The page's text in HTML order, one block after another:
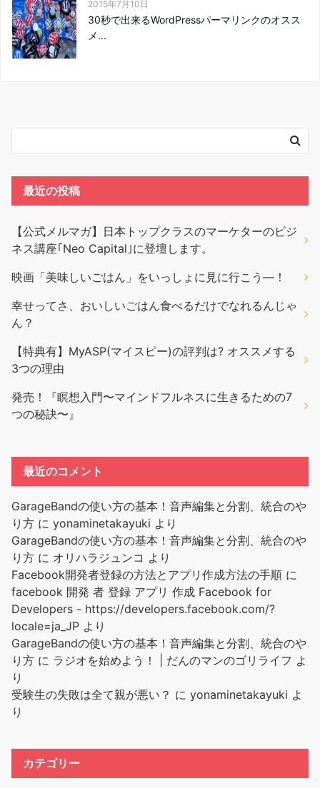
2015年7月10日
30秒で出来るWordPressパーマリンクのオスス
メ...
最近の投稿
【公式メルマガ】日本トップクラスのマーケターのビジ
ネス講座｢Neo Capital｣に登壇します。
映画「美味しいごはん」をいっしょに見に行こう―！
幸せってさ、おいしいごはん食べるだけでなれるんじゃ
ん？
【特典有】MyASP(マイスピー)の評判は? オススメする
3つの理由
発売！『瞑想入門〜マインドフルネスに生きるための7
つの秘訣〜』
最近のコメント
GarageBandの使い方の基本！音声編集と分割、統合のや
り方 に yonaminetakayuki より
GarageBandの使い方の基本！音声編集と分割、統合のや
り方 に オリハラジュンコ より
Facebook開発者登録の方法とアプリ作成方法の手順 に
facebook 開発 者 登録 アプリ 作成 Facebook for
Developers - https://developers.facebook.com/?
locale=ja_JP より
GarageBandの使い方の基本！音声編集と分割、統合のや
り方 に ラジオを始めよう！ | だんのマンのゴリライフ よ
り
受験生の失敗は全て親が悪い？ に yonaminetakayuki よ
り
カテゴリー